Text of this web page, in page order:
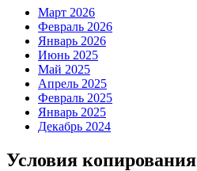
Март 2026
Февраль 2026
Январь 2026
Июнь 2025
Май 2025
Апрель 2025
Февраль 2025
Январь 2025
Декабрь 2024
Условия копирования